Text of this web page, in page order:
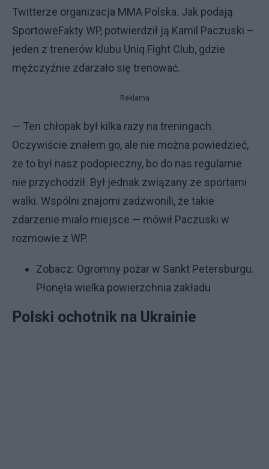
Twitterze organizacja MMA Polska. Jak podają
SportoweFakty WP, potwierdził ją Kamil Paczuski –
jeden z trenerów klubu Uniq Fight Club, gdzie
mężczyźnie zdarzało się trenować.
Reklama
— Ten chłopak był kilka razy na treningach.
Oczywiście znałem go, ale nie można powiedzieć,
że to był nasz podopieczny, bo do nas regularnie
nie przychodził. Był jednak związany ze sportami
walki. Wspólni znajomi zadzwonili, że takie
zdarzenie miało miejsce — mówił Paczuski w
rozmowie z WP.
Zobacz: Ogromny pożar w Sankt Petersburgu.
Płonęła wielka powierzchnia zakładu
Polski ochotnik na Ukrainie